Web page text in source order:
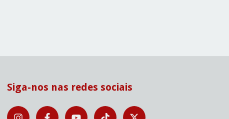
Siga-nos nas redes sociais